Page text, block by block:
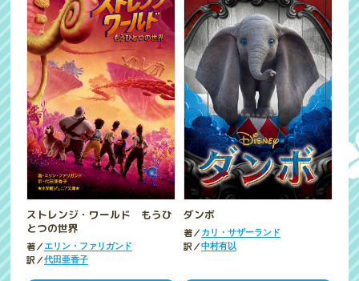
ストレンジ・ワールド もうひ
とつの世界
著／エリン・ファリガンド
訳／代田亜香子
ダンボ
著／カリ・サザーランド
訳／中村有以